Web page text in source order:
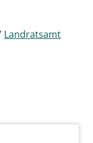
Landratsamt